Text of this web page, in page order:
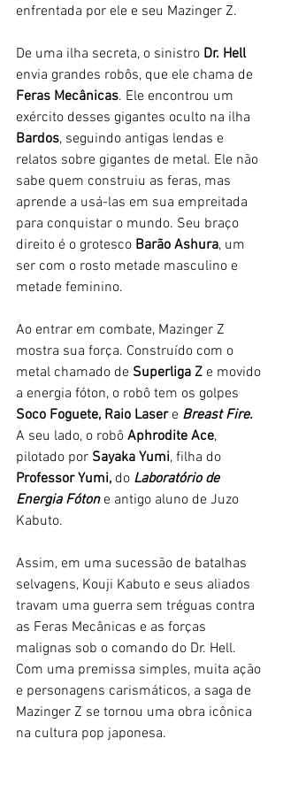
enfrentada por ele e seu Mazinger Z.
De uma ilha secreta, o sinistro Dr. Hell
envia grandes robôs, que ele chama de
Feras Mecânicas. Ele encontrou um
exército desses gigantes oculto na ilha
Bardos, seguindo antigas lendas e
relatos sobre gigantes de metal. Ele não
sabe quem construiu as feras, mas
aprende a usá-las em sua empreitada
para conquistar o mundo. Seu braço
direito é o grotesco Barão Ashura, um
ser com o rosto metade masculino e
metade feminino.
Ao entrar em combate, Mazinger Z
mostra sua força. Construído com o
metal chamado de Superliga Z e movido
a energia fóton, o robô tem os golpes
Soco Foguete, Raio Laser e Breast Fire.
A seu lado, o robô Aphrodite Ace,
pilotado por Sayaka Yumi, filha do
Professor Yumi, do Laboratório de
Energia Fóton e antigo aluno de Juzo
Kabuto.
Assim, em uma sucessão de batalhas
selvagens, Kouji Kabuto e seus aliados
travam uma guerra sem tréguas contra
as Feras Mecânicas e as forças
malignas sob o comando do Dr. Hell.
Com uma premissa simples, muita ação
e personagens carismáticos, a saga de
Mazinger Z se tornou uma obra icônica
na cultura pop japonesa.